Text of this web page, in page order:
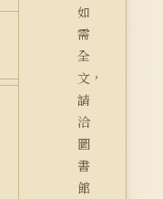
如
需
全
文，
請
洽
圖
書
館